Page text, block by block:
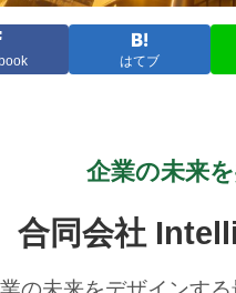
はてブ
企業の未来
合同会社